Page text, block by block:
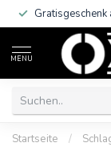
MENU
Startseite /